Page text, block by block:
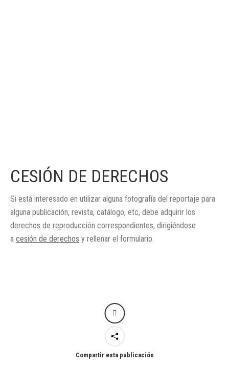
CESIÓN DE DERECHOS
Si está interesado en utilizar alguna fotografía del reportaje para
alguna publicación, revista, catálogo, etc, debe adquirir los
derechos de reproducción correspondientes, dirigiéndose
a cesión de derechos y rellenar el formulario.
Compartir esta publicación